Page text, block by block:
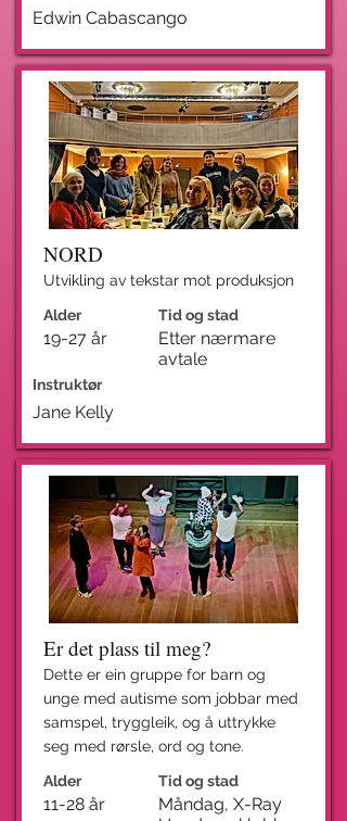
Edwin Cabascango
NORD
Utvikling av tekstar mot produksjon
Alder
19-27 år
Instruktør
Tid og stad
Etter nærmare
avtale
Jane Kelly
Er det plass til meg?
Dette er ein gruppe for barn og
unge med autisme som jobbar med
samspel, tryggleik, og å uttrykke
seg med rørsle, ord og tone.
Alder
11-28 år
Tid og stad
Måndag, X-Ray